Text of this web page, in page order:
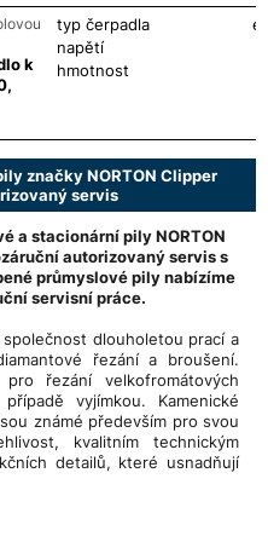
k
typ čerpadla
napětí
hmotnost
značky NORTON Clipper
servis
a stacionární pily NORTON
autorizovaný servis s
průmyslové pily nabízíme
servisní práce.
společnost dlouholetou prací a
řezání a broušení.
řezání velkofromátových
vyjímkou. Kamenické
známé především pro svou
kvalitním technickým
detailů, které usnadňují